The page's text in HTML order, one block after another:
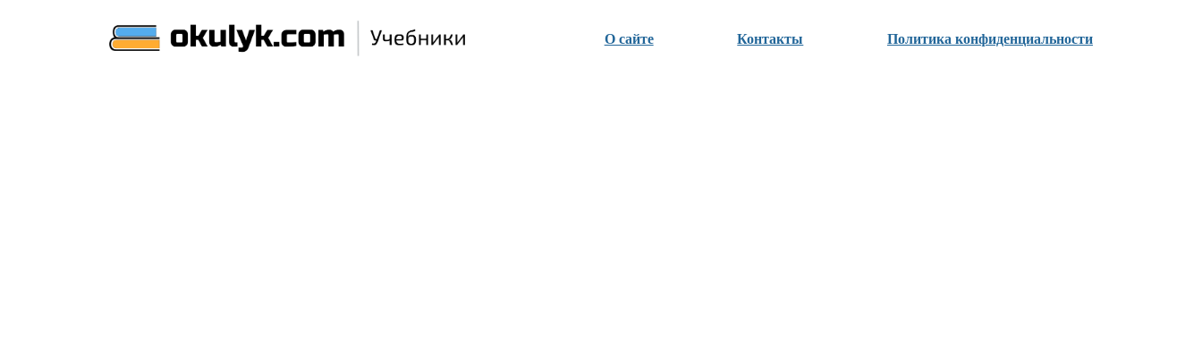
О сайте Контакты Политика конфиденциальности